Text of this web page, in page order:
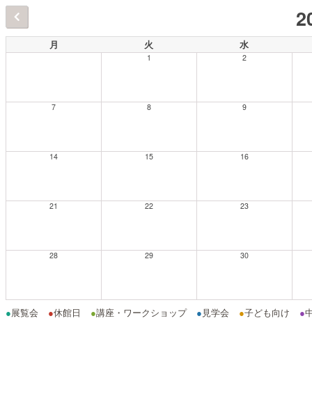
月 火 水
1 2
7 8 9
14 15 16
21 22 23
28 29 30
●展覧会 ●休館日 ●講座・ワークショップ ● 見学会 ●子ども向け ●